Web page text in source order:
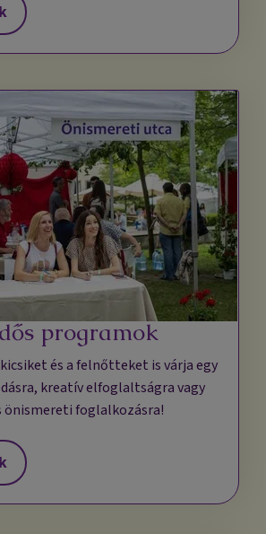
programok
és a felnőtteket is várja egy
kreatív elfoglaltságra vagy
önismereti foglalkozásra!